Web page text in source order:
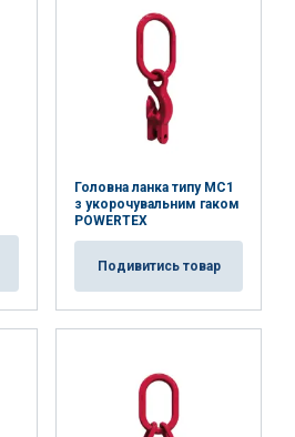
Головна ланка типу MC1
з укорочувальним гаком
POWERTEX
Подивитись товар